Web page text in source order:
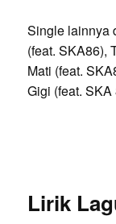
Single lainnya
(feat. SKA86),
Mati (feat.
Gigi (feat. SKA
Lirik